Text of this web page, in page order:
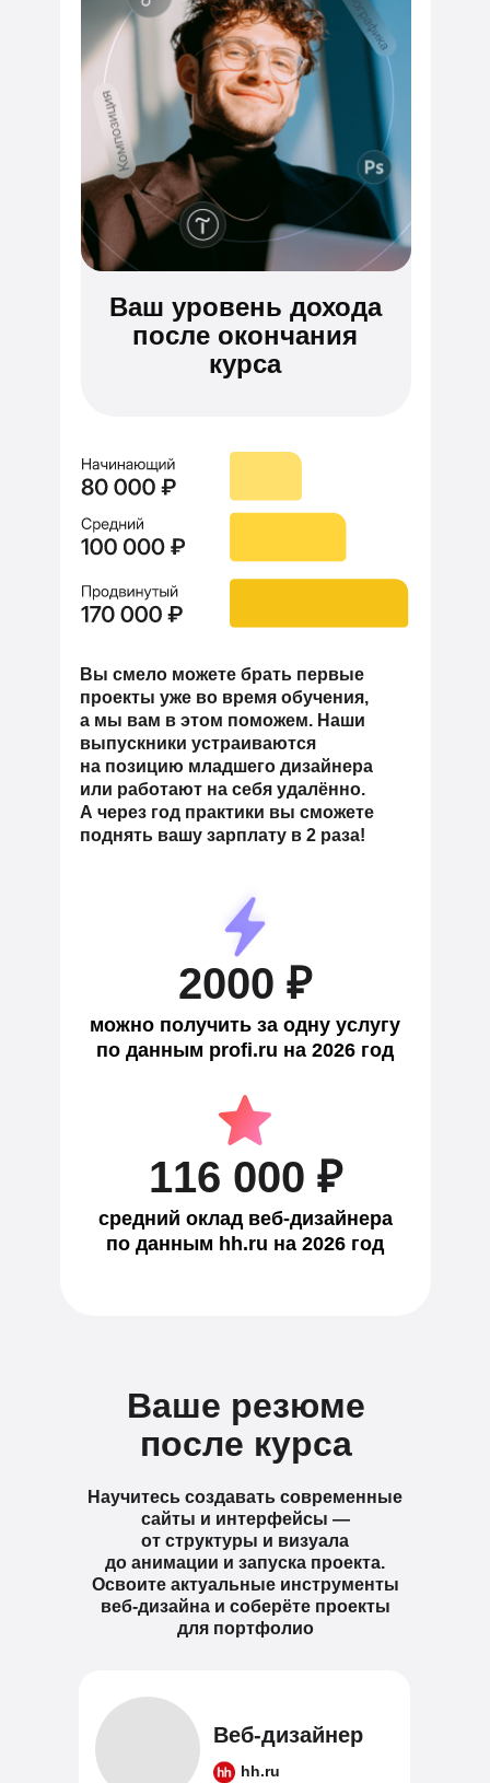
116 000 ₽
средний оклад веб-дизайнера
по данным hh.ru на 2026 год
2000 ₽
можно получить за одну услугу
по данным profi.ru на 2026 год
Вы смело можете брать первые
проекты уже во время обучения,
а мы вам в этом поможем. Наши
выпускники устраиваются
на позицию младшего дизайнера
или работают на себя удалённо.
А через год практики вы сможете
поднять вашу зарплату в 2 раза!
Ваш уровень дохода
после окончания
курса
Научитесь создавать современные
сайты и интерфейсы —
от структуры и визуала
до анимации и запуска проекта.
Освоите актуальные инструменты
веб-дизайна и соберёте проекты
для портфолио
Ваше резюме
после курса
Веб-дизайнер
hh.ru